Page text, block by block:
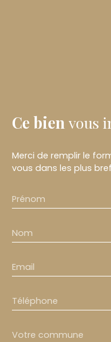
Ce bien vous
Merci de remplir le
vous dans les plus
Prénom
Nom
Email
Téléphone
Votre commune